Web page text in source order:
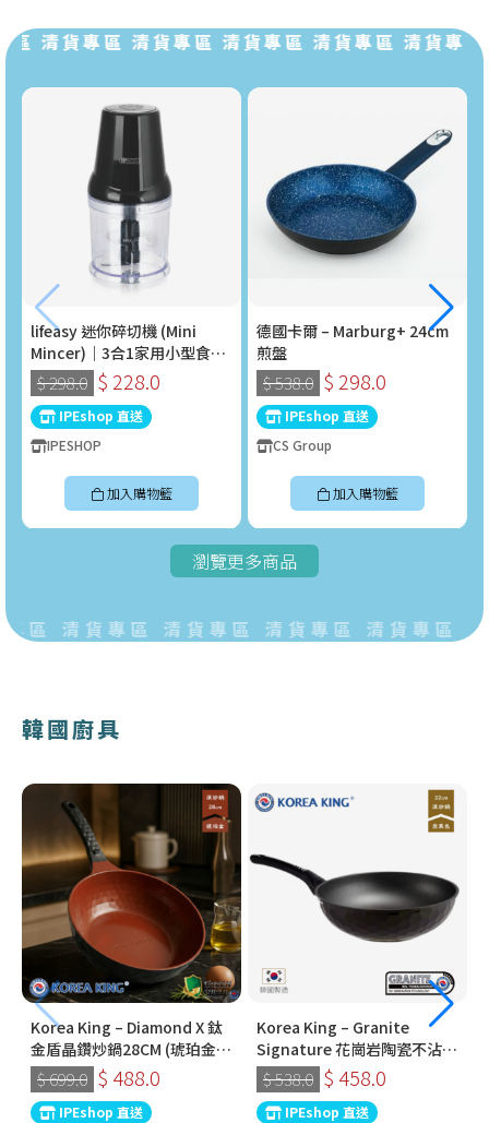
清貨專區 清貨專區 清貨專區 清貨專區 清貨專
lifeasy 迷你碎切機 (Mini
Mincer)｜3合1家用小型食物
處理器 (400W)
$ 298.0 $ 228.0
IPEshop 直送
IPESHOP
加入購物籃
德國卡爾 – Marburg+ 24cm
煎盤
$ 538.0 $ 298.0
IPEshop 直送
CS Group
加入購物籃
瀏覽更多商品
區 清貨專區 清貨專區 清貨專區 清貨專區
韓國廚具
Korea King – Diamond X 鈦
金盾晶鑽炒鍋28CM (琥珀金) |
韓國製易潔鑊 (連蓋)
$ 699.0 $ 488.0
IPEshop 直送
Korea King – Granite
Signature 花崗岩陶瓷不沾鍋
〡32cm深炒鍋 〡經典炭黑色
〡韓國製易潔鑊
$ 538.0 $ 458.0
IPEshop 直送